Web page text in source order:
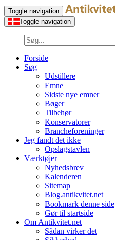
Toggle navigation
Toggle navigation
Forside
Søg
Udstillere
Emne
Sidste nye emner
Bøger
Tilbehør
Konservatorer
Brancheforeninger
Jeg fandt det ikke
Opslagstavlen
Værktøjer
Nyhedsbrev
Kalenderen
Sitemap
Blog.antikvitet.net
Bookmark denne side
Gør til startside
Om Antikvitet.net
Sådan virker det